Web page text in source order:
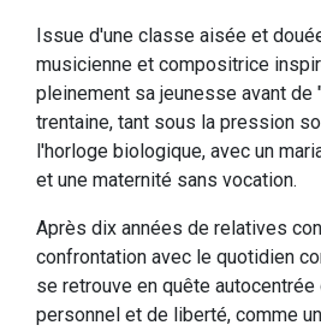
Issue d'une classe aisée et
musicienne et compositrice
pleinement sa jeunesse avant de
trentaine, tant sous la pression
l'horloge biologique, avec un
et une maternité sans vocation.
Après dix années de relatives
confrontation avec le quotidien
se retrouve en quête
personnel et de liberté, comme